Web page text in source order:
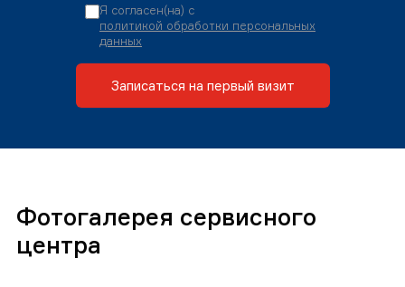
Я согласен(на) с
политикой обработки персональных
данных
Записаться на первый визит
Фотогалерея сервисного
центра